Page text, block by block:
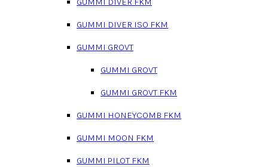
GUMMI DIVER ISO FKM
GUMMI GROVT
GUMMI GROVT
GUMMI GROVT FKM
GUMMI HONEYCOMB FKM
GUMMI MOON FKM
GUMMI PILOT FKM